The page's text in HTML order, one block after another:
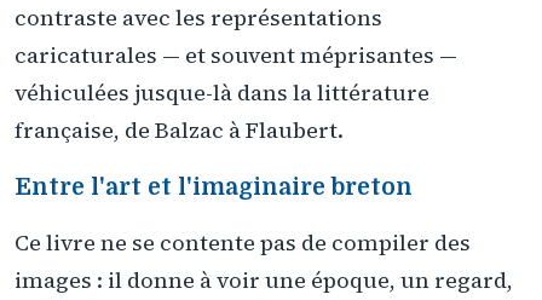
contraste avec les représentations
caricaturales — et souvent méprisantes —
véhiculées jusque-là dans la littérature
française, de Balzac à Flaubert.
Entre l'art et l'imaginaire breton
Ce livre ne se contente pas de compiler des
images : il donne à voir une époque, un regard,